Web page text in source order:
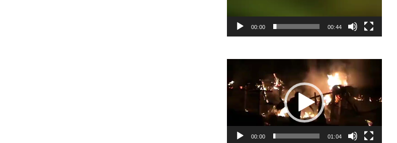
00:00 00:44
Player
00:00 01:04